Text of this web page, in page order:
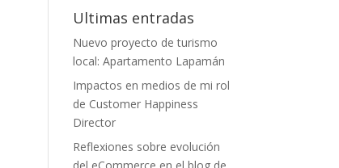
Ultimas entradas
Nuevo proyecto de turismo
local: Apartamento Lapamán
Impactos en medios de mi rol
de Customer Happiness
Director
Reflexiones sobre evolución
del eCommerce en el blog de